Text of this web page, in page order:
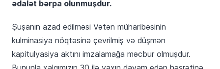
ədalət bərpa olunmuşdur.
Şuşanın azad edilməsi Vətən müharibəsinin
kulminasiya nöqtəsinə çevrilmiş və düşmən
kapitulyasiya aktını imzalamağa məcbur olmuşdur.